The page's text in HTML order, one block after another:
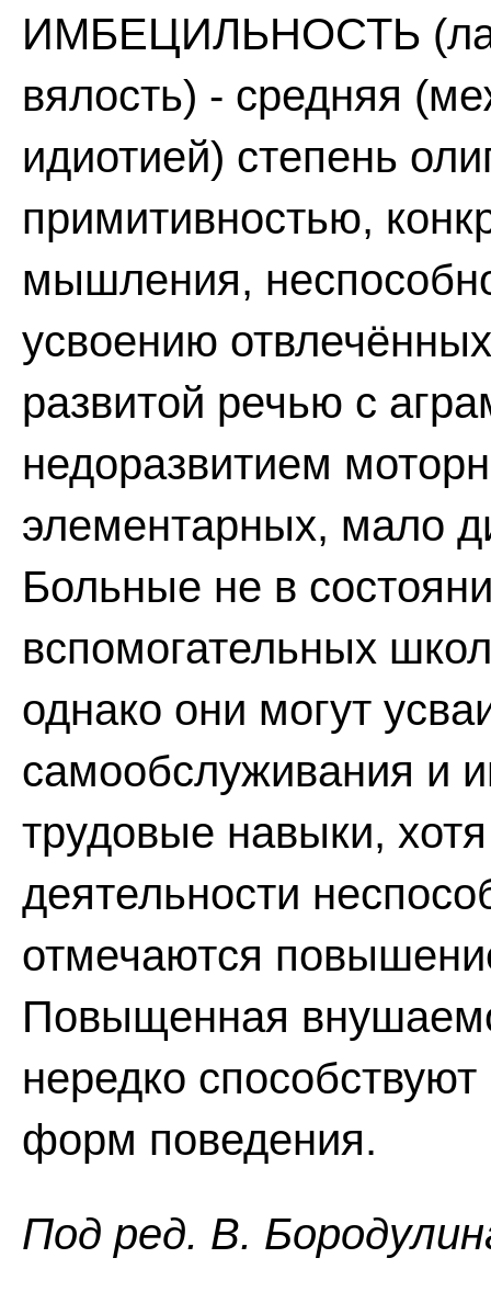
ИМБЕЦИЛЬНОСТЬ
вялость) - средняя
идиотией) степень
примитивностью,
мышления,
усвоению
развитой речью с
недоразвитием
элементарных, мало
Больные не в
вспомогательных
однако они могут
самообслуживания и
трудовые навыки,
деятельности
отмечаются
Повыщенная
нередко
форм поведения.
Пoд peд. B.